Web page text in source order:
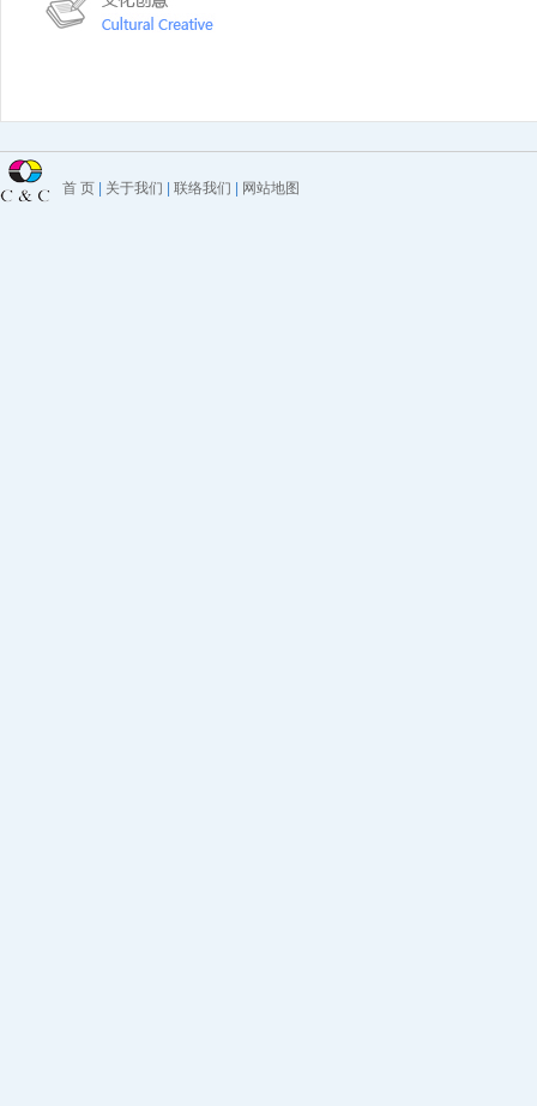
首 页 关于我们 联络我们 网站地图